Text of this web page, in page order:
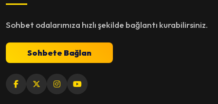
Sohbet odalarımıza hızlı şekilde bağlantı kurabilirsiniz.
Sohbete Bağlan